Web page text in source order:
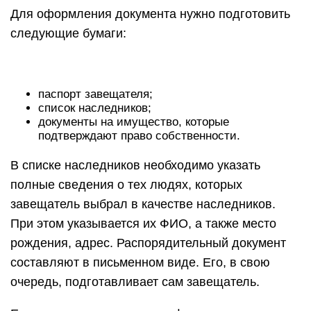
Для оформления документа нужно подготовить
следующие бумаги:
паспорт завещателя;
список наследников;
документы на имущество, которые
подтверждают право собственности.
В списке наследников необходимо указать
полные сведения о тех людях, которых
завещатель выбрал в качестве наследников.
При этом указывается их ФИО, а также место
рождения, адрес. Распорядительный документ
составляют в письменном виде. Его, в свою
очередь, подготавливает сам завещатель.